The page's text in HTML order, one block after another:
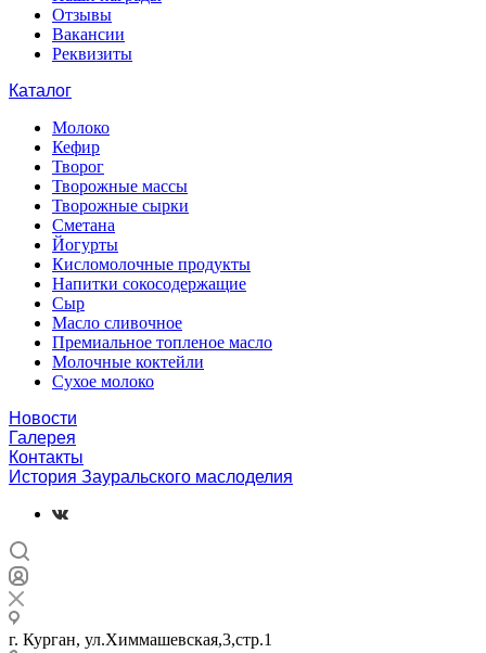
Отзывы
Вакансии
Реквизиты
Каталог
Молоко
Кефир
Творог
Творожные массы
Творожные сырки
Сметана
Йогурты
Кисломолочные продукты
Напитки сокосодержащие
Сыр
Масло сливочное
Премиальное топленое масло
Молочные коктейли
Сухое молоко
Новости
Галерея
Контакты
История Зауральского маслоделия
г. Курган, ул.Химмашевская,3,стр.1